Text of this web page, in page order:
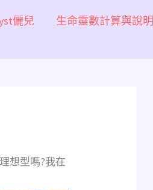
儷兒 生命靈數計算與說明
想型嗎?我在